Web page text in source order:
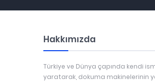
Hakkımızda
Türkiye ve Dünya çapında kendi
yaratarak, dokuma makinelerinin